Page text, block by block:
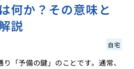
何か？その意味と
説
自宅
「予備の鍵」のことです。通常、